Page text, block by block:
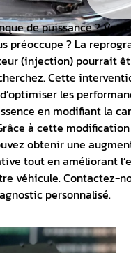
de puissance ? Votre
préoccupe ? La
ur (injection) pourrait
Cette
les
en modifiant la
à cette
obtenir une
tout en améliorant
véhicule. Contactez-
personnalisé.